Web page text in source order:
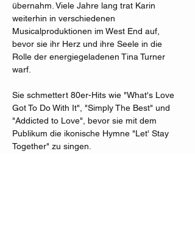
übernahm. Viele Jahre lang trat Karin
weiterhin in verschiedenen
Musicalproduktionen im West End auf,
bevor sie ihr Herz und ihre Seele in die
Rolle der energiegeladenen Tina Turner
warf.
Sie schmettert 80er-Hits wie "What's Love
Got To Do With It", "Simply The Best" und
"Addicted to Love", bevor sie mit dem
Publikum die ikonische Hymne "Let' Stay
Together" zu singen.